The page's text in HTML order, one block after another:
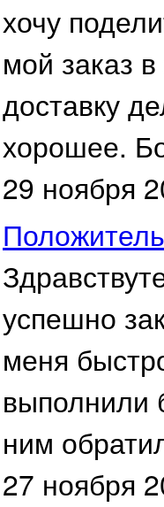
хочу
мой заказ
доставку
хорошее.
29 ноября
успешно
меня
выполнили
ним
27 ноября